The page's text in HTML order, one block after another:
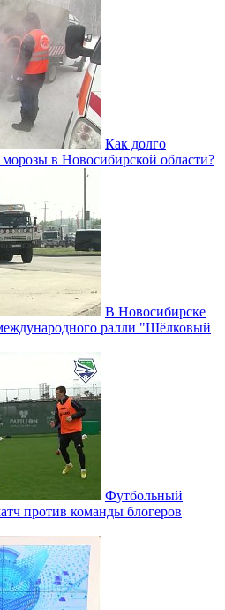
Как долго
в Новосибирской области?
В Новосибирске
ралли "Шёлковый
Футбольный
против команды блогеров